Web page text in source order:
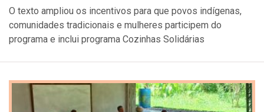
O texto ampliou os incentivos para que povos indígenas,
comunidades tradicionais e mulheres participem do
programa e inclui programa Cozinhas Solidárias